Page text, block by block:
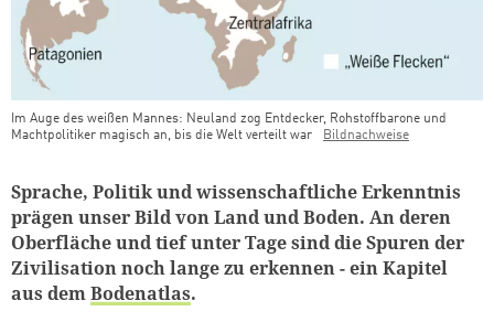
Im Auge des weißen Mannes: Neuland zog Entdecker, Rohstoffbarone und
Machtpolitiker magisch an, bis die Welt verteilt war
Bildnachweise
Sprache, Politik und wissenschaftliche Erkenntnis
prägen unser Bild von Land und Boden. An deren
Oberfläche und tief unter Tage sind die Spuren der
Zivilisation noch lange zu erkennen - ein Kapitel
aus demBodenatlas.